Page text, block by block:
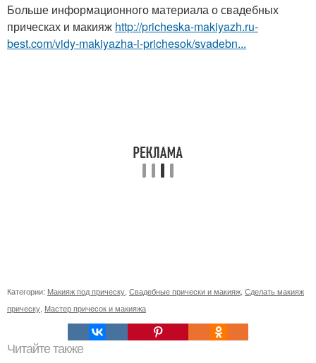
Больше информационного материала о свадебных
прическах и макияж http://pricheska-makiyazh.ru-
best.com/vidy-makiyazha-i-prichesok/svadebn...
Категории: Макияж под прическу Свадебные прически и макияж Сделать макияж
прическу Мастер причесок и макияжа
Читайте также